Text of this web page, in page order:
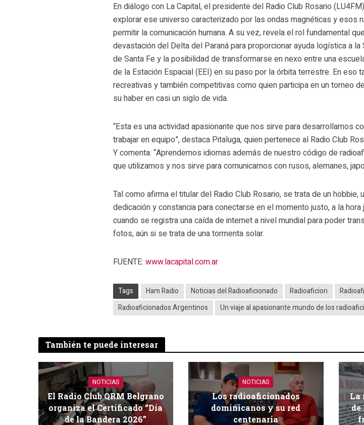
En diálogo con La Capital, el presidente del Radio Club Rosario
explorar ese universo caracterizado por las ondas magnéticas y esos
permitir la comunicación humana. A su vez, revela el rol fundamental
devastación del Delta del Paraná para proporcionar ayuda logística a
de Santa Fe y la posibilidad de transformarse en nexo entre una
de la Estación Espacial (EEI) en su paso por la órbita terrestre. En eso
recreativas y también competitivas como quien participa en un torneo
su haber en casi un siglo de vida.
“Esta es una actividad apasionante que nos sirve para desarrollarnos
trabajar en equipo”, destaca Pitaluga, quien pertenece al Radio Club
Y comenta: “Aprendemos idiomas además de nuestro código de
que utilizamos y nos sirve para comunicarnos con rusos, alemanes,
Tal como afirma el titular del Radio Club Rosario, se trata de un hobbie,
dedicación y constancia para conectarse en el momento justo, a la
cuando se registra una caída de internet a nivel mundial para poder
fotos, aún si se trata de una tormenta solar.
FUENTE:www.lacapital.com.ar
Tags Ham Radio Noticias del Radioaficionado Radioaficion
Radioaficionados Argentinos
Un viaje al apasionante mundo de los
También te puede interesar
NOTICIAS
El Radio Club QRM Belgrano
organiza el Certificado “Día
de la Bandera 2026”
NOTICIAS
Los radioaficionados
dominicanos y su red
centenaria
La
de